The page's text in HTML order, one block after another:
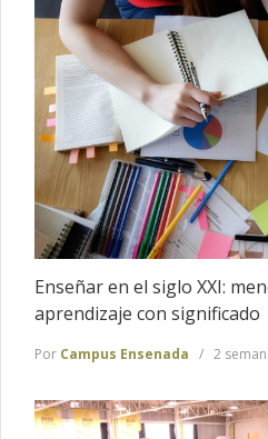
Enseñar en el siglo XXI:
aprendizaje con significado
Por Campus Ensenada 2